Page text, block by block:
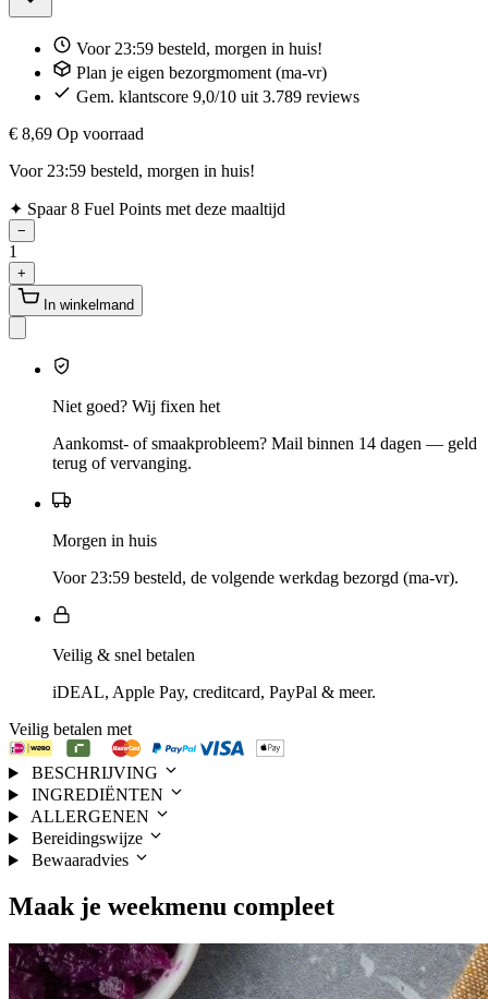
Voor 23:59 besteld, morgen in huis!
Plan je eigen bezorgmoment (ma-vr)
Gem. klantscore 9,0/10 uit 3.789 reviews
€ 8,69 Op voorraad
Voor 23:59 besteld, morgen in huis!
✦ Spaar 8 Fuel Points met deze maaltijd
−
1
+
In winkelmand
Niet goed? Wij fixen het
Aankomst- of smaakprobleem? Mail binnen 14 dagen — geld
terug of vervanging.
Morgen in huis
Voor 23:59 besteld, de volgende werkdag bezorgd (ma-vr).
Veilig & snel betalen
iDEAL, Apple Pay, creditcard, PayPal & meer.
Veilig betalen met
BESCHRIJVING
INGREDIËNTEN
ALLERGENEN
Bereidingswijze
Bewaaradvies
Maak je weekmenu compleet